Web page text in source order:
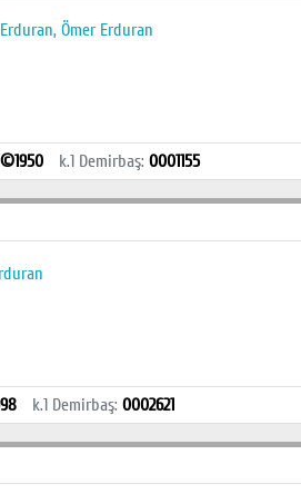
Ömer Erduran
k.1 Demirbaş: 0001155
k.1 Demirbaş: 0002621